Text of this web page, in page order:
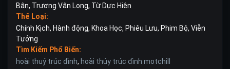
Bân, Trương Vân Long, Từ Dực Hiên
Thể Loại:
Chính Kịch, Hành động, Khoa Học, Phiêu Lưu, Phim Bộ, Viễn
Tưởng
Tìm Kiếm Phổ Biến:
hoài thuỷ trúc đình, hoài thủy trúc đình motchill